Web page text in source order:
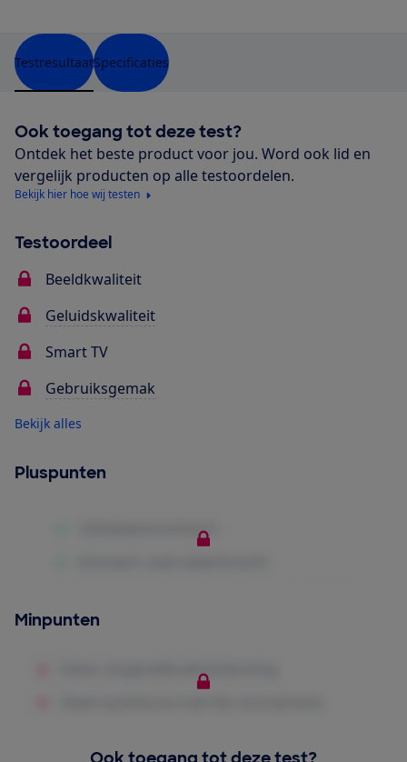
TestresultaatSpecificaties
Ook toegang tot deze test?
Ontdek het beste product voor jou. Word ook lid en
vergelijk producten op alle testoordelen.
Bekijk hier hoe wij testen
Testoordeel
Beeldkwaliteit
Geluidskwaliteit
Smart TV
Gebruiksgemak
Bekijk alles
Pluspunten
Minpunten